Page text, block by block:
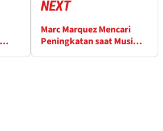
NEXT
Marc Marquez Mencari
Peningkatan saat Musim